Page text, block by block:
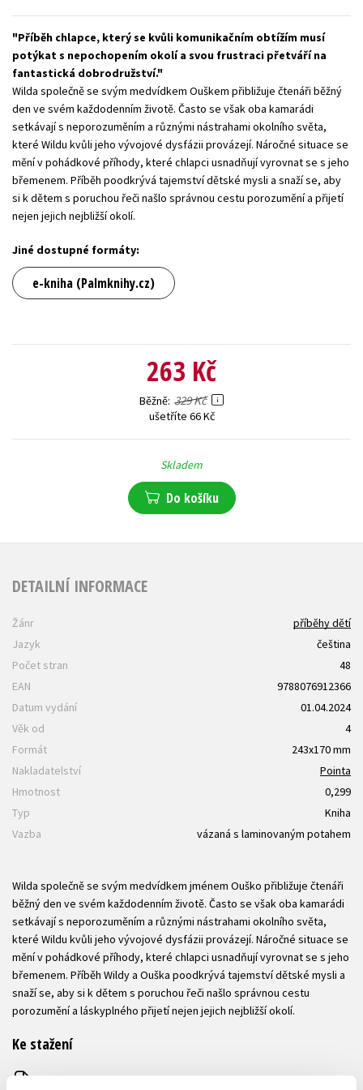
Všechny tituly
Příběh chlapce, který se kvůli komunikačním obtížím musí
potýkat s nepochopením okolí a svou frustraci přetváří na
fantastická dobrodružství.
Wilda společně se svým medvídkem Ouškem přibližuje čtenáři běžný
den ve svém každodenním životě. Často se však oba kamarádi
setkávají s neporozuměním a různými nástrahami okolního světa,
které Wildu kvůli jeho vývojové dysfázii provázejí. Náročné situace se
mění v pohádkové příhody, které chlapci usnadňují vyrovnat se s jeho
břemenem. Příběh poodkrývá tajemství dětské mysli a snaží se, aby
si k dětem s poruchou řeči našlo správnou cestu porozumění a přijetí
nejen jejich nejbližší okolí.
Jiné dostupné formáty:
e-kniha (Palmknihy.cz)
263 Kč
Běžně 329 Kč
ušetříte 66 Kč
Skladem
Do košíku
DETAILNÍ INFORMACE
Žánr
příběhy dětí
Jazyk
čeština
Počet stran
48
EAN
9788076912366
Datum vydání
01.04.2024
Věk od
4
Formát
243x170 mm
Nakladatelství
Pointa
Hmotnost
0,299
Typ
Kniha
Vazba
vázaná s laminovaným potahem
Wilda společně se svým medvídkem jménem Ouško přibližuje čtenáři
běžný den ve svém každodenním životě. Často se však oba kamarádi
setkávají s neporozuměním a různými nástrahami okolního světa,
které Wildu kvůli jeho vývojové dysfázii provázejí. Náročné situace se
mění v pohádkové příhody, které chlapci usnadňují vyrovnat se s jeho
břemenem. Příběh Wildy a Ouška poodkrývá tajemství dětské mysli a
snaží se, aby si k dětem s poruchou řeči našlo správnou cestu
porozumění a láskyplného přijetí nejen jejich nejbližší okolí.
Ke stažení